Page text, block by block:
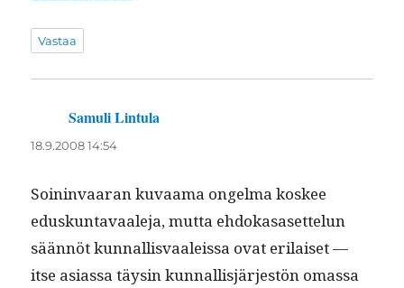
Vastaa
Samuli Lintula
18.9.2008 14:54
Soin­in­vaaran kuvaa­ma ongel­ma kos­kee
eduskun­tavaale­ja, mut­ta ehdokasaset­telun
sään­nöt kun­nal­lis­vaaleis­sa ovat eri­laiset —
itse asi­as­sa täysin kun­nal­lisjär­jestön omas­sa